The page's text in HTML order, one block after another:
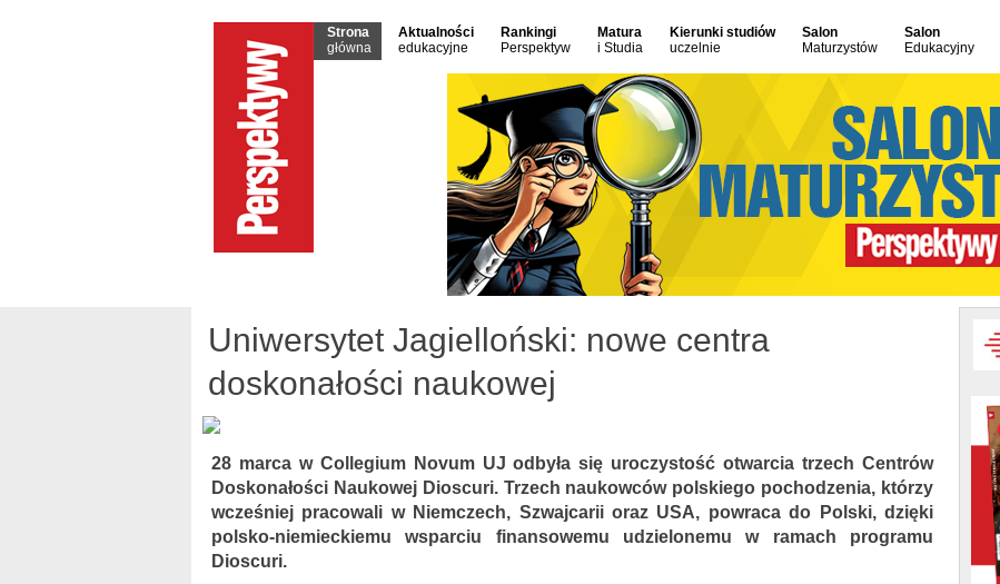
Strona
główna
Aktualności
edukacyjne
Rankingi
Perspektyw
Matura
i Studia
Kierunki studiów
uczelnie
Salon
Maturzystów
Salon
Edukacyjny
Uniwersytet Jagielloński: nowe centra
doskonałości naukowej
28 marca w Collegium Novum UJ odbyła się uroczystość otwarcia trzech Centrów
Doskonałości Naukowej Dioscuri. Trzech naukowców polskiego pochodzenia, którzy
wcześniej pracowali w Niemczech, Szwajcarii oraz USA, powraca do Polski, dzięki
polsko-niemieckiemu wsparciu finansowemu udzielonemu w ramach programu
Dioscuri.